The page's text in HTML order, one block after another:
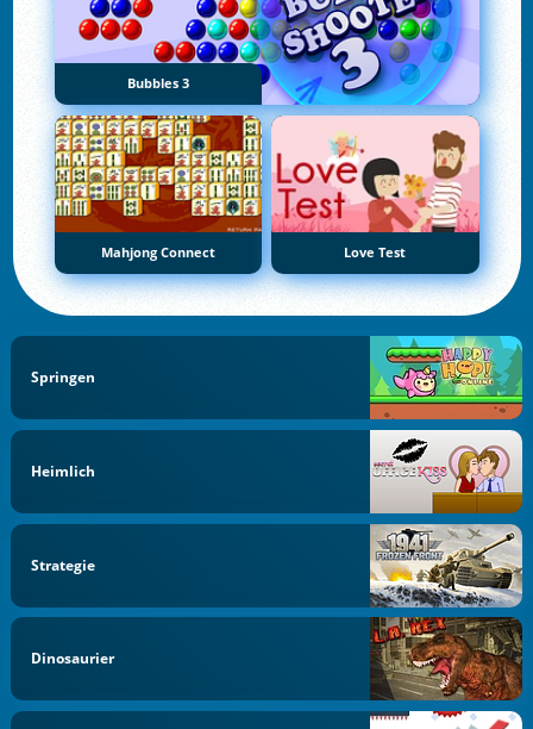
Bubbles 3
Mahjong Connect Love Test
Springen
Heimlich
Strategie
Dinosaurier